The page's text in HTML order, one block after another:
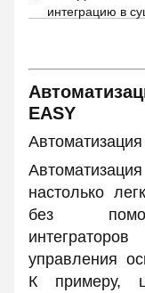
EASY
настолько
без
управления
К примеру,